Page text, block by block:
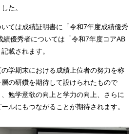
た。
ては成績証明書に「令和7年度成績優秀
績優秀者については「令和7年度コアAB
載されます。
学期末における成績上位者の努力を称
の研鑽を期待して設けられたもので
勉学意欲の向上と学力の向上、さらに
ルにもつながることが期待されます。